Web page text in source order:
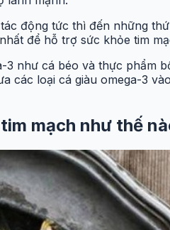
động tức thì đến những
để hỗ trợ sức khỏe tim
như cá béo và thực phẩm
các loại cá giàu omega-3
mạch như thế